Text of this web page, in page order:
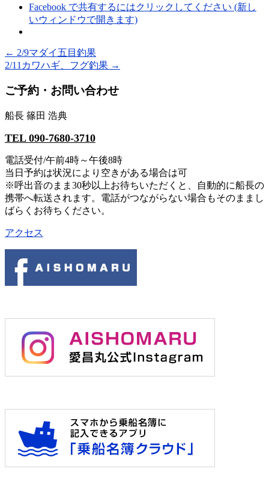
Facebook で共有するにはクリックしてください (新し
いウィンドウで開きます)
← 2/9マダイ五目釣果
2/11カワハギ、フグ釣果 →
ご予約・お問い合わせ
船長 篠田 浩典
TEL 090-7680-3710
電話受付/午前4時～午後8時
当日予約は状況により空きがある場合は可
※呼出音のまま30秒以上お待ちいただくと、自動的に船長の
携帯へ転送されます。電話がつながらない場合もそのままし
ばらくお待ちください。
アクセス